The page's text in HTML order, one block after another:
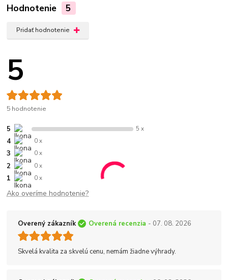
Hodnotenie 5
Pridať hodnotenie
5
5 hodnotenie
5 5 x
4 0 x
3 0 x
2 0 x
1 0 x
Ako overíme hodnotenie?
Overený zákazník Overená recenzia - 07. 08. 2026
Skvelá kvalita za skvelú cenu, nemám žiadne výhrady.